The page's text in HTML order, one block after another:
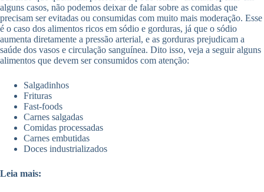
alguns casos, não podemos deixar de falar sobre as comidas que
precisam ser evitadas ou consumidas com muito mais moderação. Esse
é o caso dos alimentos ricos em sódio e gorduras, já que o sódio
aumenta diretamente a pressão arterial, e as gorduras prejudicam a
saúde dos vasos e circulação sanguínea. Dito isso, veja a seguir alguns
alimentos que devem ser consumidos com atenção:
Salgadinhos
Frituras
Fast-foods
Carnes salgadas
Comidas processadas
Carnes embutidas
Doces industrializados
Leia mais: